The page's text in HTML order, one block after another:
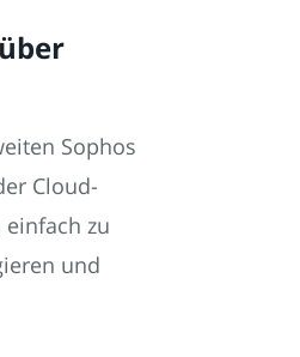
Sophos
Cloud-
zu
und